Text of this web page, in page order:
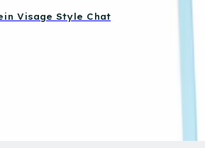
Visage Style Chat